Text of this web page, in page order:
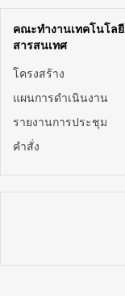
คณะทำงานเทคโนโลยี
สารสนเทศ
โครงสร้าง
แผนการดำเนินงาน
รายงานการประชุม
คำสั่ง